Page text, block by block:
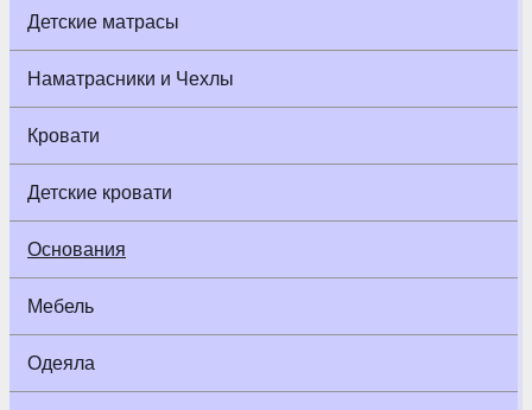
Детские матрасы
Наматрасники и Чехлы
Кровати
Детские кровати
Основания
Мебель
Одеяла